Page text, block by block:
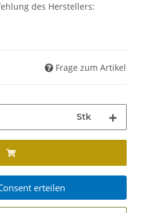
des Herstellers:
Frage zum Artikel
Stk
erteilen